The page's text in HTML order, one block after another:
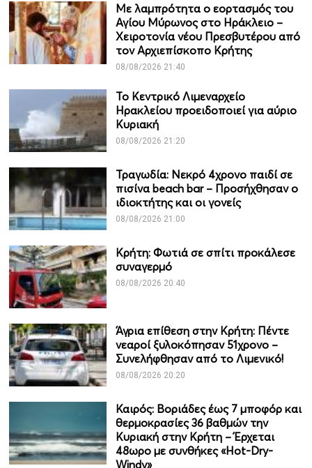
Με λαμπρότητα ο εορτασμός του
Αγίου Μύρωνος στο Ηράκλειο –
Χειροτονία νέου Πρεσβυτέρου από
τον Αρχιεπίσκοπο Κρήτης
08/08/2026 21:40
Το Κεντρικό Λιμεναρχείο
Ηρακλείου προειδοποιεί για αύριο
Κυριακή
08/08/2026 21:20
Τραγωδία: Νεκρό 4χρονο παιδί σε
πισίνα beach bar – Προσήχθησαν ο
ιδιοκτήτης και οι γονείς
08/08/2026 21:00
Κρήτη: Φωτιά σε σπίτι προκάλεσε
συναγερμό
08/08/2026 20:40
Άγρια επίθεση στην Κρήτη: Πέντε
νεαροί ξυλοκόπησαν 51χρονο –
Συνελήφθησαν από το Λιμενικό!
08/08/2026 20:20
Καιρός: Βοριάδες έως 7 μποφόρ και
θερμοκρασίες 36 βαθμών την
Κυριακή στην Κρήτη – Έρχεται
48ωρο με συνθήκες «Hot-Dry-
Windy»